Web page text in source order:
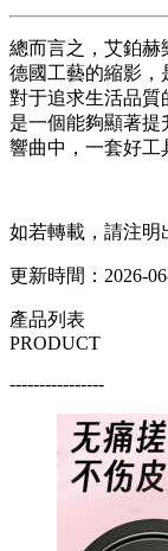
總而言之，艾鉑赫
德國工藝的縮影，
對于追求生活品質
是一個能夠顯著提
響曲中，一套好工
如若轉載，請注明
更新時間：2026-
產品列表
PRODUCT
----------------